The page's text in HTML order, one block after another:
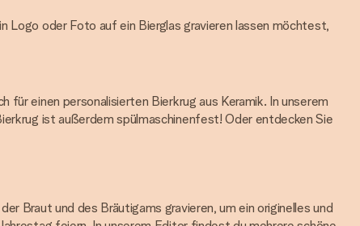
Logo oder Foto auf ein Bierglas gravieren lassen möchtest,
einen personalisierten Bierkrug aus Keramik. In unserem
ist außerdem spülmaschinenfest! Oder entdecken Sie
Braut und des Bräutigams gravieren, um ein originelles und